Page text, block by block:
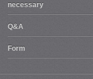
necessary
Q&A
Form